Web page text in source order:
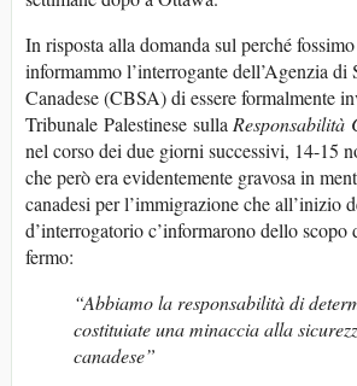
In risposta alla domanda sul perché
informammo l’interrogante dell’Agenzia di
Canadese (CBSA) di essere formalmente
Tribunale Palestinese sulla Responsabilità
nel corso dei due giorni successivi, 14-15
che però era evidentemente gravosa in
canadesi per l’immigrazione che all’inizio
d’interrogatorio c’informarono dello scopo
fermo:
“Abbiamo la responsabilità di
costituiate una minacciaalla
canadese”